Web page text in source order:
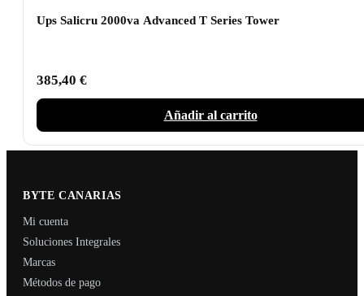
Ups Salicru 2000va Advanced T Series Tower
385,40 €
Añadir al carrito
BYTE CANARIAS
Mi cuenta
Soluciones Integrales
Marcas
Métodos de pago